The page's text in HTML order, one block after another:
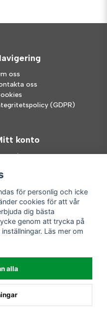
oss
oss
(GDPR)
konto
in
lösenord?
enkelt
för personlig och icke
cookies för att vår
dig bästa
genom att trycka på
Läs mer om
alla